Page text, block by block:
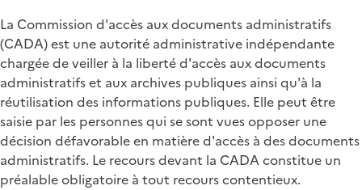
La Commission d'accès aux documents administratifs
(CADA) est une autorité administrative indépendante
chargée de veiller à la liberté d'accès aux documents
administratifs et aux archives publiques ainsi qu'à la
réutilisation des informations publiques. Elle peut être
saisie par les personnes qui se sont vues opposer une
décision défavorable en matière d'accès à des documents
administratifs. Le recours devant la CADA constitue un
préalable obligatoire à tout recours contentieux.